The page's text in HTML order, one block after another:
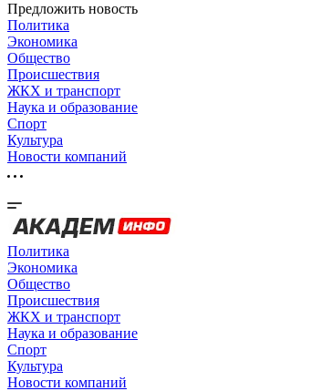
Предложить новость
Политика
Экономика
Общество
Происшествия
ЖКХ и транспорт
Наука и образование
Спорт
Культура
Новости компаний
Политика
Экономика
Общество
Происшествия
ЖКХ и транспорт
Наука и образование
Спорт
Культура
Новости компаний